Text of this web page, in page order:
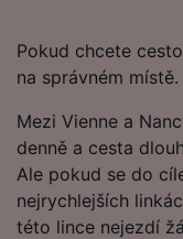
Pokud chcete
na správném místě.
Mezi Vienne a
denně a cesta
Ale pokud se do
nejrychlejších
této lince nejezdí